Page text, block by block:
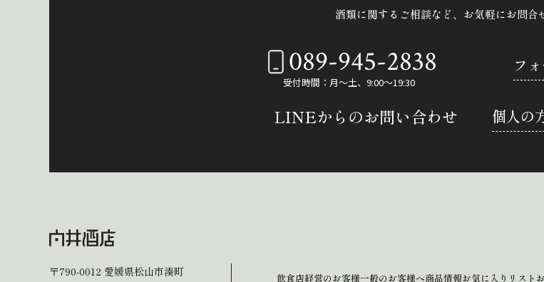
酒類に関するご相談など、 お気軽にお問合
089-945-2838
受付時間：月～土、9:00～19:30
フ
LINEからのお問い合わせ 個人の
〒790-0012 愛媛県松山市湊町
飲食店経営のお客様一般のお客様へ商品情報お気に入りリスト